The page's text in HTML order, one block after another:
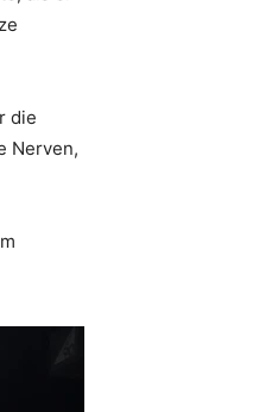
die
Nerven,